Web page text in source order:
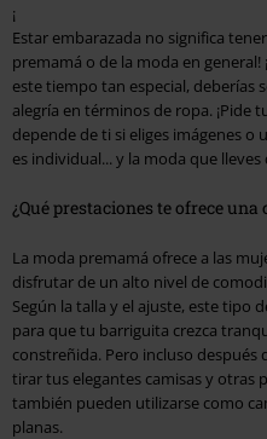
¡
Estar embarazada no significa
premamá o de la moda en
este tiempo tan especial, deberías
alegría en términos de ropa. ¡Pide
depende de ti si eliges imágenes o
es individual... y la moda que
¿Qué prestaciones te ofrece
La moda premamá ofrece a las
disfrutar de un alto nivel de
Según la talla y el ajuste, este tipo
para que tu barriguita crezca
constreñida. Pero incluso después
tirar tus elegantes camisas y otras
también pueden utilizarse como
planas.